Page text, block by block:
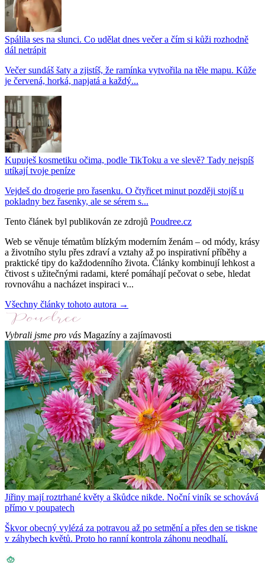
Spálila ses na slunci. Co udělat dnes večer a čím si kůži rozhodně
dál netrápit
Večer sundáš šaty a zjistíš, že ramínka vytvořila na těle mapu. Kůže
je červená, horká, napjatá a každý...
Kupuješ kosmetiku očima, podle TikToku a ve slevě? Tady nejspíš
utíkají tvoje peníze
Vejdeš do drogerie pro řasenku. O čtyřicet minut později stojíš u
pokladny bez řasenky, ale se sérem s...
Tento článek byl publikován ze zdrojů Poudree.cz
Web se věnuje tématům blízkým moderním ženám – od módy, krásy
a životního stylu přes zdraví a vztahy až po inspirativní příběhy a
praktické tipy do každodenního života. Články kombinují lehkost a
čtivost s užitečnými radami, které pomáhají pečovat o sebe, hledat
rovnováhu a nacházet inspiraci v...
Všechny články tohoto autora →
Vybrali jsme pro vás Magazíny a zajímavosti
Jiřiny mají roztrhané květy a škůdce nikde. Noční viník se schovává
přímo v poupatech
Škvor obecný vylézá za potravou až po setmění a přes den se tiskne
v záhybech květů. Proto ho ranní kontrola záhonu neodhalí.